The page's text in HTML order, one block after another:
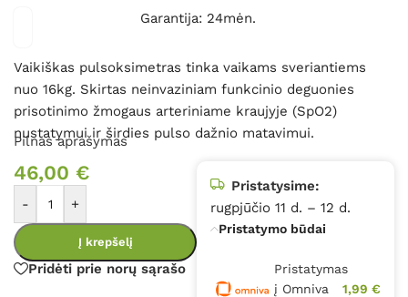
Garantija: 24mėn.
Vaikiškas pulsoksimetras tinka vaikams sveriantiems
nuo 16kg. Skirtas neinvaziniam funkcinio deguonies
prisotinimo žmogaus arteriniame kraujyje (SpO2)
nustatymui ir širdies pulso dažnio matavimui.
Pilnas aprašymas
46,00 €
- +
Į krepšelį
Pridėti prie norų sąrašo
Pristatysime:
rugpjūčio 11 d. – 12 d.
Pristatymo būdai
Pristatymas
į Omniva
1,99 €